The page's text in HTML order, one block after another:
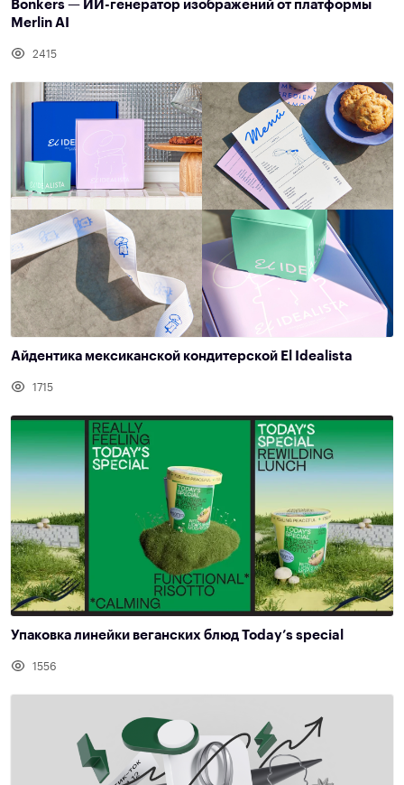
Bonkers — ИИ-генератор изображений от платформы
Merlin AI
2415
Айдентика мексиканской кондитерской El Idealista
1715
Упаковка линейки веганских блюд Today’s special
1556